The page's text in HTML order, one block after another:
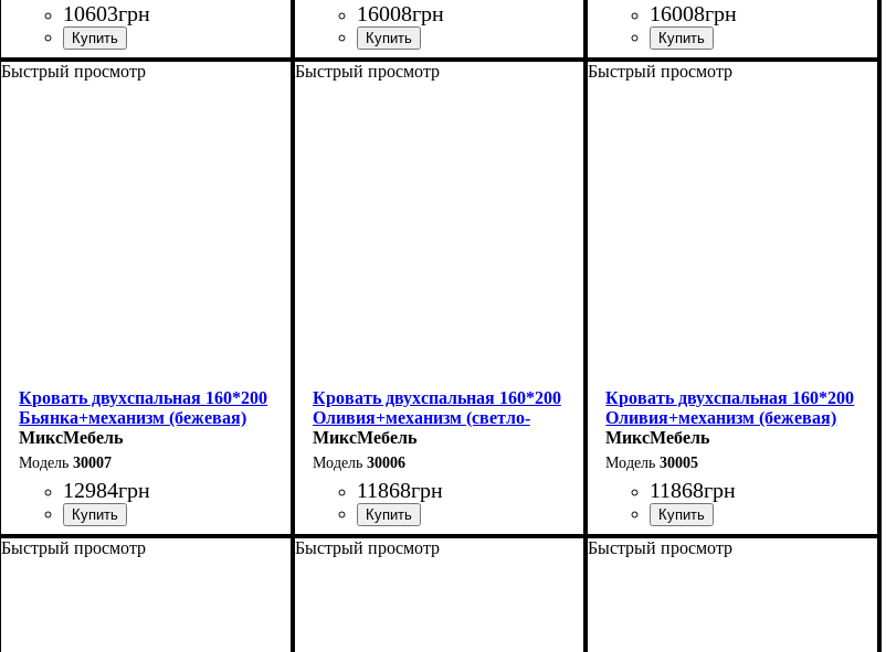
10603грн 16008грн 16008грн
Быстрый просмотр
Кровать двухспальная 160*200
Бьянка+механизм (бежевая)
МиксМебель
30007
12984грн
Быстрый просмотр
Кровать двухспальная 160*200
Оливия+механизм (светло-
серая)
МиксМебель
30006
11868грн
Быстрый просмотр
Кровать двухспальная 160*200
Оливия+механизм (бежевая)
МиксМебель
30005
11868грн
Быстрый просмотр Быстрый просмотр Быстрый просмотр